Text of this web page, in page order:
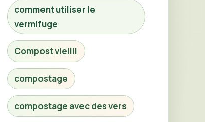
comment utiliser le
vermifuge
Compost vieilli
compostage
compostage avec des vers